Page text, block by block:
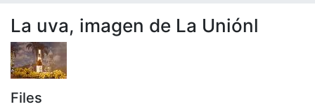
La uva, imagen de La Uniónl
Files